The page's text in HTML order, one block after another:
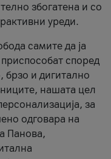
збогатена и со
уреди.
самите да ја
приспособат според
брзо и дигитално
нашата цел
за
одговара на
Панова,